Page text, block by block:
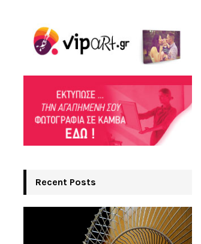
Recent Posts